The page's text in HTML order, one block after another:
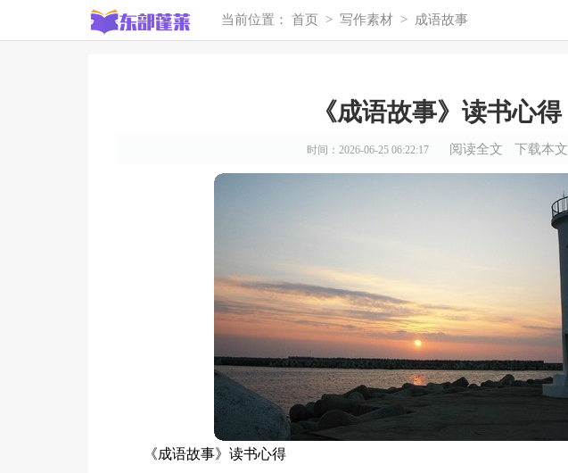
当前位置： 首页 > 写作素材 > 成语故事
《成语故事》读书心得
时间：2026-06-25 06:22:17 阅读全文 下载本文
《成语故事》读书心得